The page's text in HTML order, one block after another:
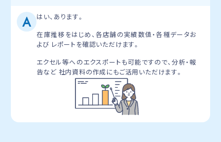
はい、あります。
在庫推移をはじめ、各店舗の実績数値・各種データお
よび レポートを確認いただけます。
エクセル等へのエクスポートも可能ですので、分析・報
告など社内資料の作成にもご活用いただけます。